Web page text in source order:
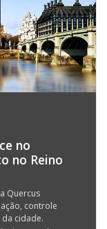
no
no Reino
Quercus
controle
cidade.